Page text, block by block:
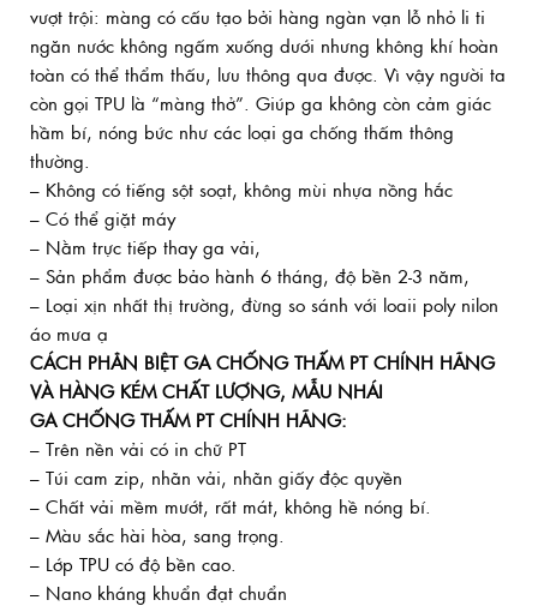
vượt trội: màng có cấu tạo bởi hàng ngàn vạn lỗ nhỏ li ti
ngăn nước không ngấm xuống dưới nhưng không khí hoàn
toàn có thể thẩm thấu, lưu thông qua được. Vì vậy người ta
còn gọi TPU là “màng thở”. Giúp ga không còn cảm giác
hầm bí, nóng bức như các loại ga chống thấm thông
thường.
– Không có tiếng sột soạt, không mùi nhựa nồng hắc
– Có thể giặt máy
– Nằm trực tiếp thay ga vải,
– Sản phẩm được bảo hành 6 tháng, độ bền 2-3 năm,
– Loại xịn nhất thị trường, đừng so sánh với loaii poly nilon
áo mưa ạ
CÁCH PHÂN BIỆT GA CHỐNG THẤM PT CHÍNH HÃNG
VÀ HÀNG KÉM CHẤT LƯỢNG, MẪU NHÁI
GA CHỐNG THẤM PT CHÍNH HÃNG:
– Trên nền vải có in chữ PT
– Túi cam zip, nhãn vải, nhãn giấy độc quyền
– Chất vải mềm mướt, rất mát, không hề nóng bí.
– Màu sắc hài hòa, sang trọng.
– Lớp TPU có độ bền cao.
– Nano kháng khuẩn đạt chuẩn